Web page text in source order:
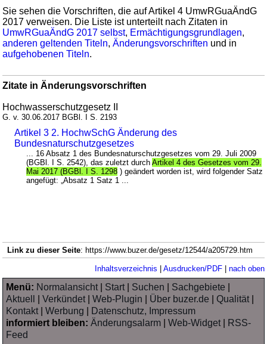
Sie sehen die Vorschriften, die auf Artikel 4 UmwRGuaÄndG
2017 verweisen. Die Liste ist unterteilt nach Zitaten in
UmwRGuaÄndG 2017 selbst, Ermächtigungsgrundlagen,
anderen geltenden Titeln,Änderungsvorschriften und in
aufgehobenen Titeln.
Zitate in Änderungsvorschriften
Hochwasserschutzgesetz II
G. v. 30.06.2017 BGBl. I S. 2193
Artikel 3 2. HochwSchG Änderung des
Bundesnaturschutzgesetzes
... 16 Absatz 1 des Bundesnaturschutzgesetzes vom 29. Juli 2009
(BGBl. I S. 2542), das zuletzt durchArtikel 4 des Gesetzes vom 29.
Mai 2017 (BGBl. I S. 1298 ) geändert worden ist, wird folgender Satz
angefügt: „Absatz 1 Satz 1 ...
Link zu dieser Seite: https://www.buzer.de/gesetz/12544/a205729.htm
Inhaltsverzeichnis | Ausdrucken/PDF| nach oben
Menü: Normalansicht| Start| Suchen Sachgebiete
Aktuell
|Verkündet|Web-Plugin Über buzer.de |Qualität|
Kontakt|Werbung
Datenschutz, Impressum
informiert bleiben: Änderungsalarm |Web-Widget|
RSS-
Feed